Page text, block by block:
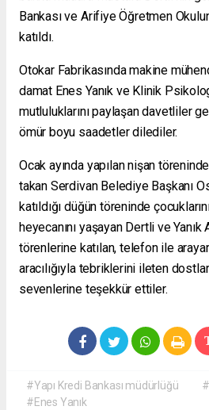
Bankası ve Arifiye Öğretmen
katıldı.
Otokar Fabrikasında makine
damat Enes Yanık ve Klinik
mutluluklarını paylaşan davetliler
ömür boyu saadetler dilediler.
Ocak ayında yapılan nişan
takan Serdivan Belediye Başkanı
katıldığı düğün töreninde
heyecanını yaşayan Dertli ve
törenlerine katılan, telefon ile
aracılığıyla tebriklerini ileten
sevenlerine teşekkür ettiler.
#Yapı Kredi Bankası müdürlüğü
#Enes Yanık